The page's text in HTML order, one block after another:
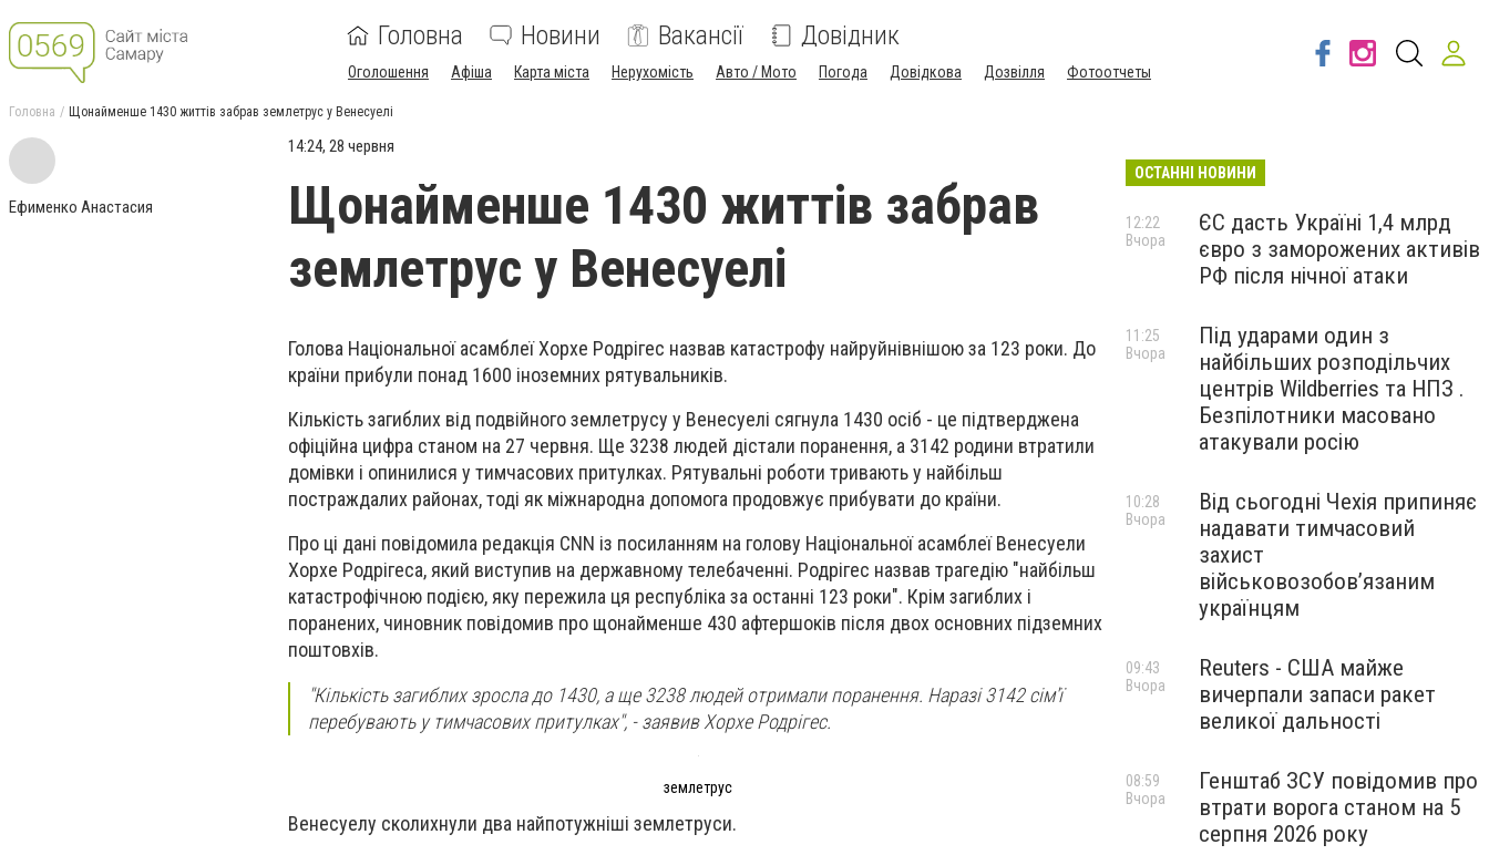
Головна Новини Вакансії Довідник
Оголошення Афіша Карта міста Нерухомість Авто / Мото Погода Довідкова Дозвілля Фотоотчеты
Головна Щонайменше 1430 життів забрав землетрус у Венесуелі
Ефименко Анастасия
14:24, 28 червня
Щонайменше 1430 життів забрав
землетрус у Венесуелі
Голова Національної асамблеї Хорхе Родрігес назвав катастрофу найруйнівнішою за 123 роки. До
країни прибули понад 1600 іноземних рятувальників.
Кількість загиблих від подвійного землетрусу у Венесуелі сягнула 1430 осіб - це підтверджена
офіційна цифра станом на 27 червня. Ще 3238 людей дістали поранення, а 3142 родини втратили
домівки і опинилися у тимчасових притулках. Рятувальні роботи тривають у найбільш
постраждалих районах, тоді як міжнародна допомога продовжує прибувати до країни.
Про ці дані повідомила редакція CNN із посиланням на голову Національної асамблеї Венесуели
Хорхе Родрігеса, який виступив на державному телебаченні. Родрігес назвав трагедію "найбільш
катастрофічною подією, яку пережила ця республіка за останні 123 роки". Крім загиблих і
поранених, чиновник повідомив про щонайменше 430 афтершоків після двох основних підземних
поштовхів.
"Кількість загиблих зросла до 1430, а ще 3238 людей отримали поранення. Наразі 3142 сім'ї
перебувають у тимчасових притулках", - заявив Хорхе Родрігес.
землетрус
Венесуелу сколихнули два найпотужніші землетруси.
ОСТАННІ НОВИНИ
ЄС дасть Україні 1,4 млрд
євро з заморожених активів
РФ після нічної атаки
12:22
Вчора
Під ударами один з
найбільших розподільчих
центрів Wildberries та НПЗ .
Безпілотники масовано
атакували росію
11:25
Вчора
Від сьогодні Чехія припиняє
надавати тимчасовий
захист
військовозобов’язаним
українцям
10:28
Вчора
Reuters - США майже
вичерпали запаси ракет
великої дальності
09:43
Вчора
Генштаб ЗСУ повідомив про
втрати ворога станом на 5
серпня 2026 року
08:59
Вчора